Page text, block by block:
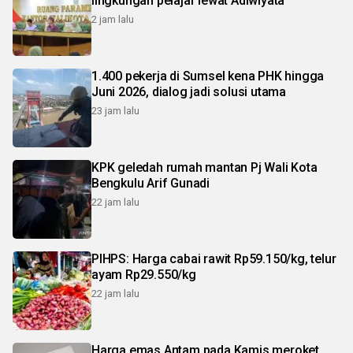
2 jam lalu
1.400 pekerja di Sumsel kena PHK hingga
Juni 2026, dialog jadi solusi utama
23 jam lalu
KPK geledah rumah mantan Pj Wali Kota
Bengkulu Arif Gunadi
22 jam lalu
PIHPS: Harga cabai rawit Rp59.150/kg, telur
ayam Rp29.550/kg
22 jam lalu